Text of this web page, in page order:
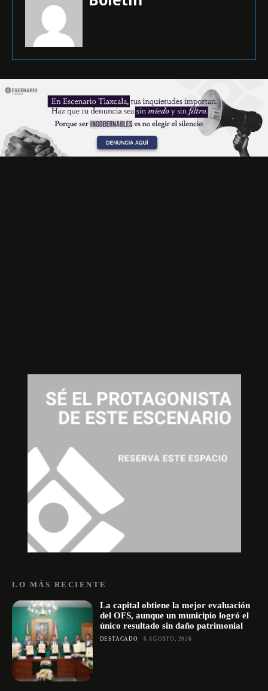
LO MÁS RECIENTE
La capital obtiene la mejor evaluación
del OFS, aunque un municipio logró el
único resultado sin daño patrimonial
DESTACADO 6 AGOSTO, 2026